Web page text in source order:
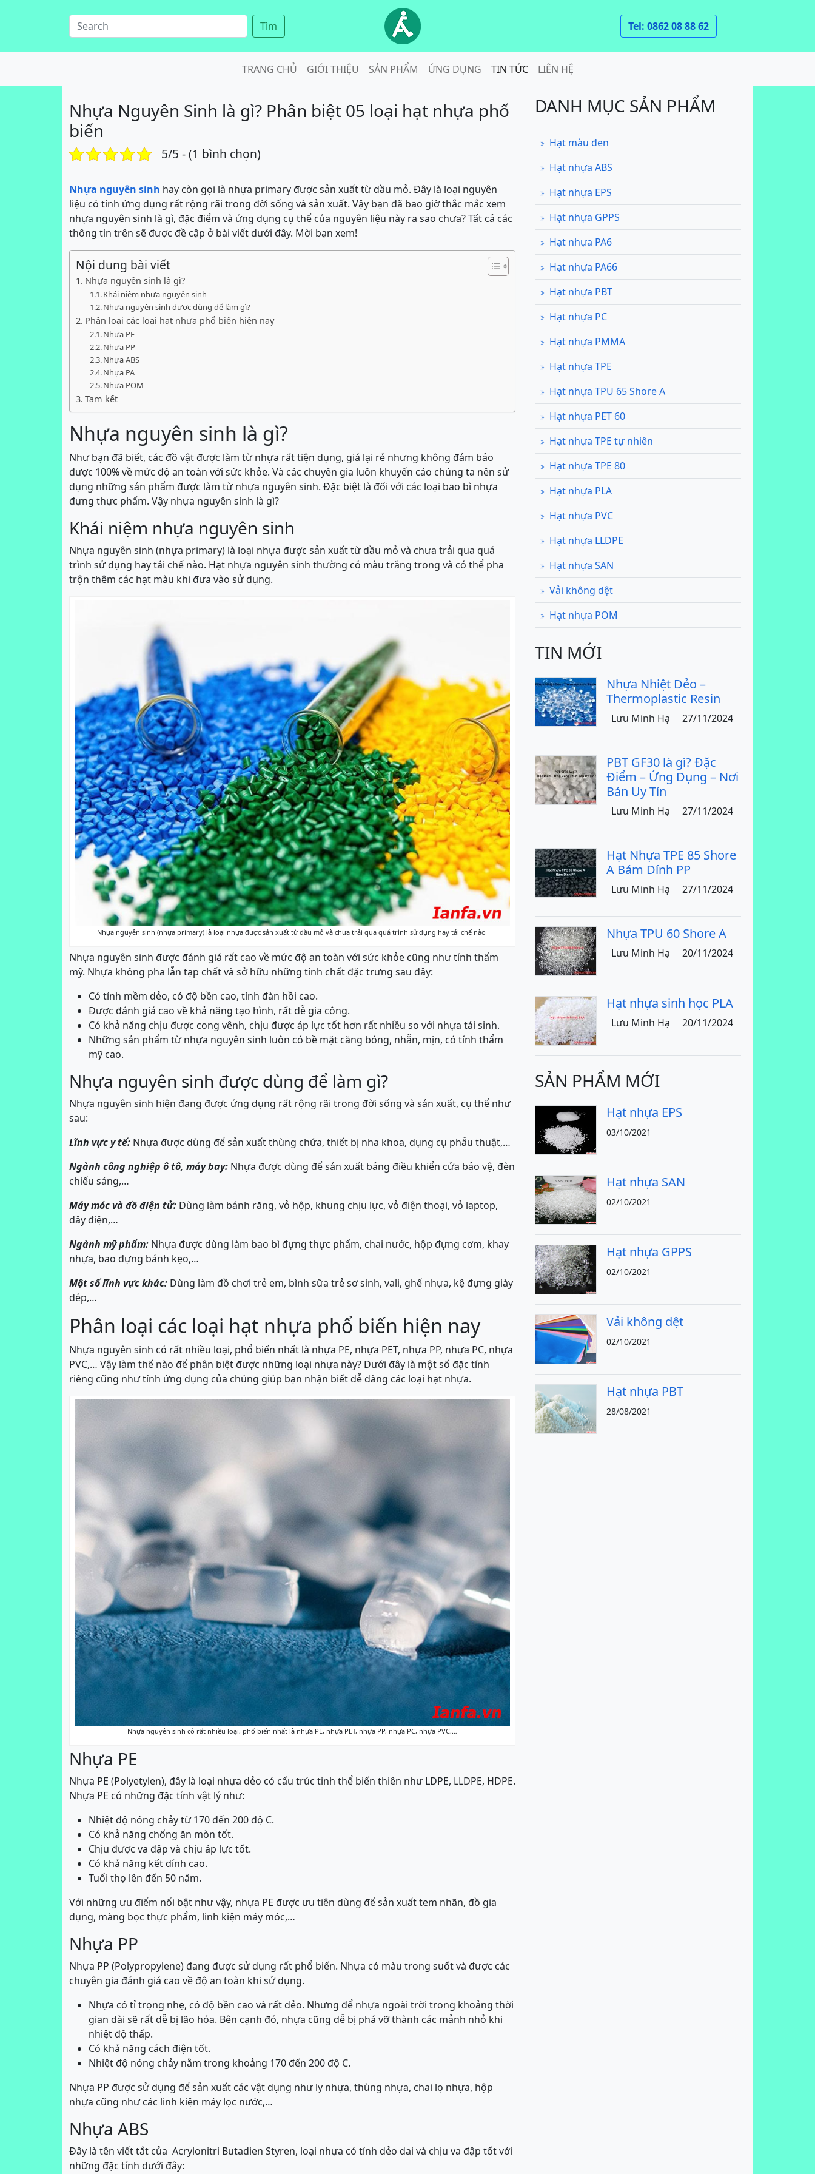
Tìm Tel: 0862 08 88 62
TRANG CHỦ GIỚI THIỆU SẢN PHẨM ỨNG DỤNG TIN TỨC LIÊN HỆ
Nhựa Nguyên Sinh là gì? Phân biệt 05 loại hạt nhựa phổ
biến
5/5 - (1 bình chọn)
Nhựa nguyên sinh hay còn gọi là nhựa primary được sản xuất từ dầu mỏ. Đây là loại nguyên
liệu có tính ứng dụng rất rộng rãi trong đời sống và sản xuất. Vậy bạn đã bao giờ thắc mắc xem
nhựa nguyên sinh là gì, đặc điểm và ứng dụng cụ thể của nguyên liệu này ra sao chưa? Tất cả các
thông tin trên sẽ được đề cập ở bài viết dưới đây. Mời bạn xem!
Nội dung bài viết
Nhựa nguyên sinh là gì?
Khái niệm nhựa nguyên sinh
Nhựa nguyên sinh được dùng để làm gì?
Phân loại các loại hạt nhựa phổ biến hiện nay
Nhựa PE
Nhựa PP
Nhựa ABS
Nhựa PA
Nhựa POM
Tạm kết
Nhựa nguyên sinh là gì?
Như bạn đã biết, các đồ vật được làm từ nhựa rất tiện dụng, giá lại rẻ nhưng không đảm bảo
được 100% về mức độ an toàn với sức khỏe. Và các chuyên gia luôn khuyến cáo chúng ta nên sử
dụng những sản phẩm được làm từ nhựa nguyên sinh. Đặc biệt là đối với các loại bao bì nhựa
đựng thực phẩm. Vậy nhựa nguyên sinh là gì?
Khái niệm nhựa nguyên sinh
Nhựa nguyên sinh (nhựa primary) là loại nhựa được sản xuất từ dầu mỏ và chưa trải qua quá
trình sử dụng hay tái chế nào. Hạt nhựa nguyên sinh thường có màu trắng trong và có thể pha
trộn thêm các hạt màu khi đưa vào sử dụng.
Nhựa nguyên sinh (nhựa primary) là loại nhựa được sản xuất từ dầu mỏ và chưa trải qua quá trình sử dụng hay tái chế nào
Nhựa nguyên sinh được đánh giá rất cao về mức độ an toàn với sức khỏe cũng như tính thẩm
mỹ. Nhựa không pha lẫn tạp chất và sở hữu những tính chất đặc trưng sau đây:
Có tính mềm dẻo, có độ bền cao, tính đàn hồi cao.
Được đánh giá cao về khả năng tạo hình, rất dễ gia công.
Có khả năng chịu được cong vênh, chịu được áp lực tốt hơn rất nhiều so với nhựa tái sinh.
Những sản phẩm từ nhựa nguyên sinh luôn có bề mặt căng bóng, nhẵn, mịn, có tính thẩm
mỹ cao.
Nhựa nguyên sinh được dùng để làm gì?
Nhựa nguyên sinh hiện đang được ứng dụng rất rộng rãi trong đời sống và sản xuất, cụ thể như
sau:
Lĩnh vực y tế: Nhựa được dùng để sản xuất thùng chứa, thiết bị nha khoa, dụng cụ phẫu thuật,…
Ngành công nghiệp ô tô, máy bay: Nhựa được dùng để sản xuất bảng điều khiển cửa bảo vệ, đèn
chiếu sáng,…
Máy móc và đồ điện tử: Dùng làm bánh răng, vỏ hộp, khung chịu lực, vỏ điện thoại, vỏ laptop,
dây điện,…
Ngành mỹ phẩm: Nhựa được dùng làm bao bì đựng thực phẩm, chai nước, hộp đựng cơm, khay
nhựa, bao đựng bánh kẹo,…
Một số lĩnh vực khác: Dùng làm đồ chơi trẻ em, bình sữa trẻ sơ sinh, vali, ghế nhựa, kệ đựng giày
dép,…
Phân loại các loại hạt nhựa phổ biến hiện nay
Nhựa nguyên sinh có rất nhiều loại, phổ biến nhất là nhựa PE, nhựa PET, nhựa PP, nhựa PC, nhựa
PVC,… Vậy làm thế nào để phân biệt được những loại nhựa này? Dưới đây là một số đặc tính
riêng cũng như tính ứng dụng của chúng giúp bạn nhận biết dễ dàng các loại hạt nhựa.
Nhựa nguyên sinh có rất nhiều loại, phổ biến nhất là nhựa PE, nhựa PET, nhựa PP, nhựa PC, nhựa PVC,…
Nhựa PE
Nhựa PE (Polyetylen), đây là loại nhựa dẻo có cấu trúc tinh thể biến thiên như LDPE, LLDPE, HDPE.
Nhựa PE có những đặc tính vật lý như:
Nhiệt độ nóng chảy từ 170 đến 200 độ C.
Có khả năng chống ăn mòn tốt.
Chịu được va đập và chịu áp lực tốt.
Có khả năng kết dính cao.
Tuổi thọ lên đến 50 năm.
Với những ưu điểm nổi bật như vậy, nhựa PE được ưu tiên dùng để sản xuất tem nhãn, đồ gia
dụng, màng bọc thực phẩm, linh kiện máy móc,…
Nhựa PP
Nhựa PP (Polypropylene) đang được sử dụng rất phổ biến. Nhựa có màu trong suốt và được các
chuyên gia đánh giá cao về độ an toàn khi sử dụng.
Nhựa có tỉ trọng nhẹ, có độ bền cao và rất dẻo. Nhưng để nhựa ngoài trời trong khoảng thời
gian dài sẽ rất dễ bị lão hóa. Bên cạnh đó, nhựa cũng dễ bị phá vỡ thành các mảnh nhỏ khi
nhiệt độ thấp.
Có khả năng cách điện tốt.
Nhiệt độ nóng chảy nằm trong khoảng 170 đến 200 độ C.
Nhựa PP được sử dụng để sản xuất các vật dụng như ly nhựa, thùng nhựa, chai lọ nhựa, hộp
nhựa cũng như các linh kiện máy lọc nước,…
Nhựa ABS
Đây là tên viết tắt của Acrylonitri Butadien Styren, loại nhựa có tính dẻo dai và chịu va đập tốt với
những đặc tính dưới đây:
DANH MỤC SẢN PHẨM
Hạt màu đen
Hạt nhựa ABS
Hạt nhựa EPS
Hạt nhựa GPPS
Hạt nhựa PA6
Hạt nhựa PA66
Hạt nhựa PBT
Hạt nhựa PC
Hạt nhựa PMMA
Hạt nhựa TPE
Hạt nhựa TPU 65 Shore A
Hạt nhựa PET 60
Hạt nhựa TPE tự nhiên
Hạt nhựa TPE 80
Hạt nhựa PLA
Hạt nhựa PVC
Hạt nhựa LLDPE
Hạt nhựa SAN
Vải không dệt
Hạt nhựa POM
TIN MỚI
Nhựa Nhiệt Dẻo –
Thermoplastic Resin
Lưu Minh Hạ 27/11/2024
PBT GF30 là gì? Đặc
Điểm – Ứng Dụng – Nơi
Bán Uy Tín
Lưu Minh Hạ 27/11/2024
Hạt Nhựa TPE 85 Shore
A Bám Dính PP
Lưu Minh Hạ 27/11/2024
Nhựa TPU 60 Shore A
Lưu Minh Hạ 20/11/2024
Hạt nhựa sinh học PLA
Lưu Minh Hạ 20/11/2024
SẢN PHẨM MỚI
Hạt nhựa EPS
03/10/2021
Hạt nhựa SAN
02/10/2021
Hạt nhựa GPPS
02/10/2021
Vải không dệt
02/10/2021
Hạt nhựa PBT
28/08/2021